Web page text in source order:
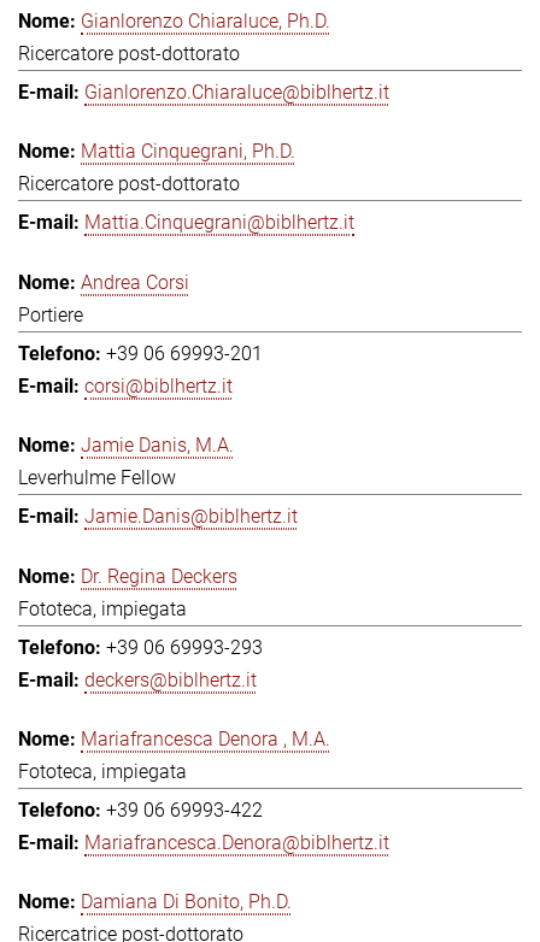
Gianlorenzo Chiaraluce, Ph.D.
Ricercatore post-dottorato
Gianlorenzo.Chiaraluce@biblhertz.it
Mattia Cinquegrani, Ph.D.
Ricercatore post-dottorato
Mattia.Cinquegrani@biblhertz.it
Andrea Corsi
Portiere
+39 06 69993-201
corsi@biblhertz.it
Jamie Danis, M.A.
Leverhulme Fellow
Jamie.Danis@biblhertz.it
Dr. Regina Deckers
Fototeca, impiegata
+39 06 69993-293
deckers@biblhertz.it
Mariafrancesca Denora , M.A.
Fototeca, impiegata
+39 06 69993-422
Mariafrancesca.Denora@biblhertz.it
Damiana Di Bonito, Ph.D.
Ricercatrice post-dottorato